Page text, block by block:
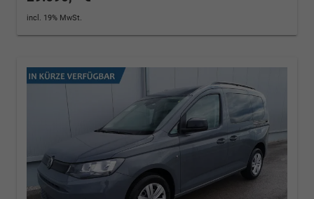
incl. 19% MwSt.